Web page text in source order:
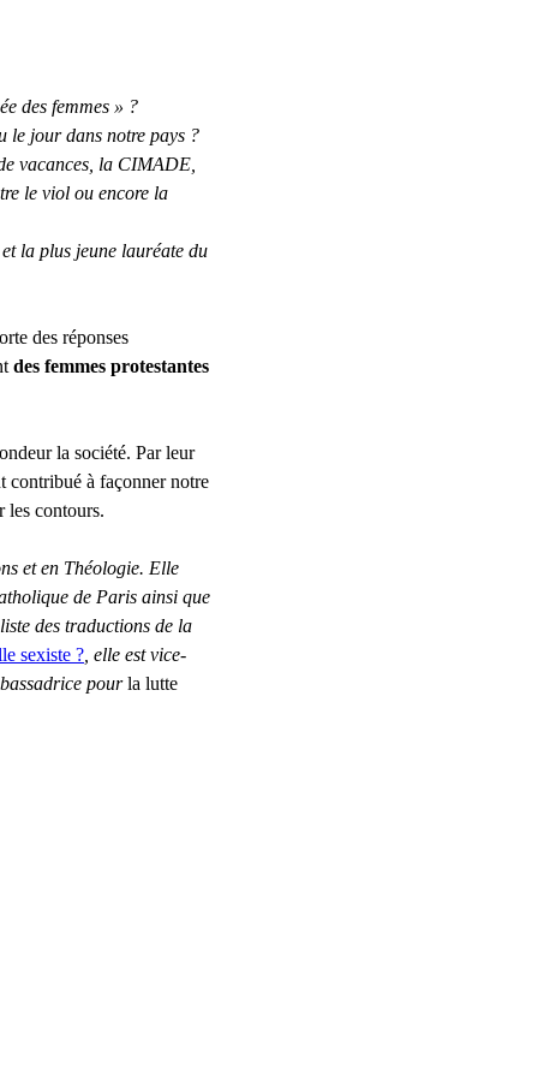
des femmes » ?
le jour dans notre pays ?
vacances, la CIMADE,
le viol ou encore la
la plus jeune lauréate du
des réponses
des femmes protestantes
la société. Par leur
contribué à façonner notre
les contours.
et en Théologie. Elle
de Paris ainsi que
des traductions de la
sexiste ? , elle est vice-
pour la lutte